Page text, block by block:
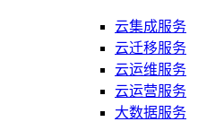
云集成服务
云迁移服务
云运维服务
云运营服务
大数据服务